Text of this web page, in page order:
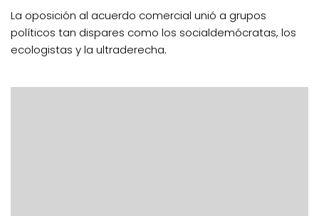
La oposición al acuerdo comercial unió a grupos
políticos tan dispares como los socialdemócratas, los
ecologistas y la ultraderecha.